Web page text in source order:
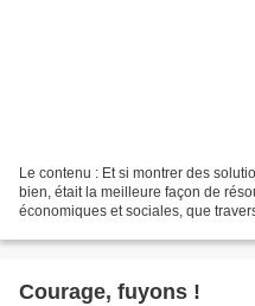
Le contenu : Et si montrer des
bien, était la meilleure façon de
économiques et sociales, que
Courage, fuyons !